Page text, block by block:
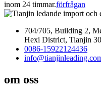
inom 24 timmar.förfrågan
704/705, Building 2,
Hexi District, Tianjin
0086-15922124436
om oss